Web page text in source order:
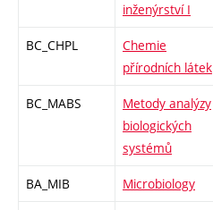
inženýrství I
BC_CHPL
Chemie
přírodních látek
BC_MABS
Metody analýzy
biologických
systémů
BA_MIB Microbiology